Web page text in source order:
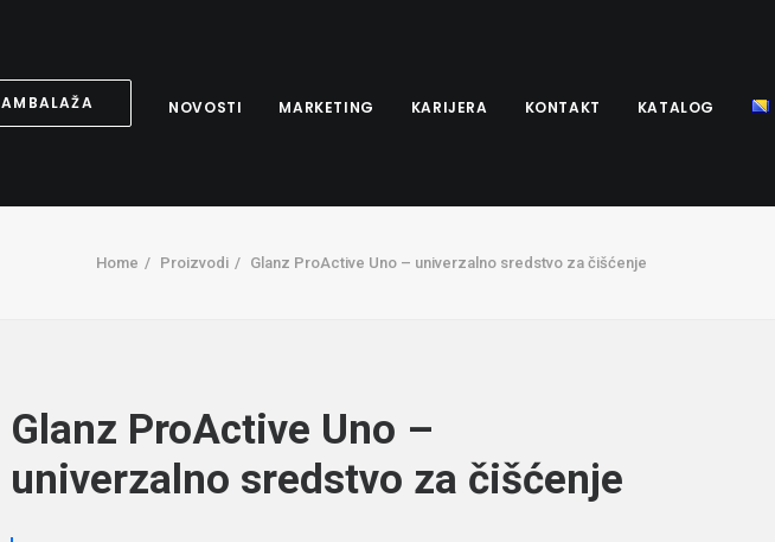
AMBALAŽA NOVOSTI MARKETING KARIJERA KONTAKT KATALOG
Home Proizvodi Glanz ProActive Uno – univerzalno sredstvo za čišćenje
Glanz ProActive Uno –
univerzalno sredstvo za čišćenje